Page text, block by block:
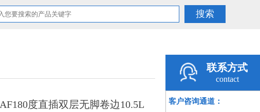
AF180度直插双层无脚卷边10.5L
联系方式
contact
客户咨询通道：